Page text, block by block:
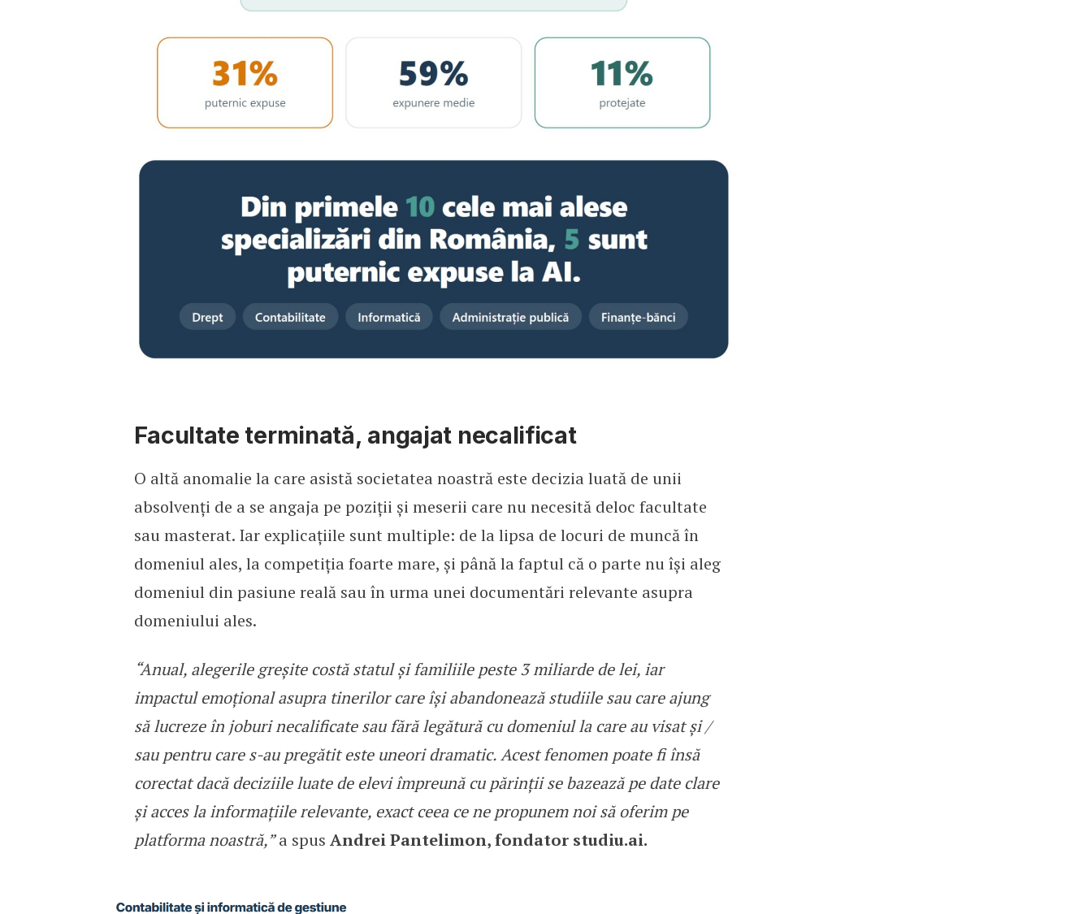
Facultate terminată, angajat necalificat
O altă anomalie la care asistă societatea noastră este decizia luată de unii
absolvenți de a se angaja pe poziții și meserii care nu necesită deloc facultate
sau masterat. Iar explicațiile sunt multiple: de la lipsa de locuri de muncă în
domeniul ales, la competiția foarte mare, și până la faptul că o parte nu își aleg
domeniul din pasiune reală sau în urma unei documentări relevante asupra
domeniului ales.
“Anual, alegerile greșite costă statul și familiile peste 3 miliarde de lei, iar
impactul emoțional asupra tinerilor care își abandonează studiile sau care ajung
să lucreze în joburi necalificate sau fără legătură cu domeniul la care au visat și /
sau pentru care s-au pregătit este uneori dramatic. Acest fenomen poate fi însă
corectat dacă deciziile luate de elevi împreună cu părinții se bazează pe date clare
și acces la informațiile relevante, exact ceea ce ne propunem noi să oferim pe
platforma noastră,”a spus Andrei Pantelimon, fondator studiu.ai.